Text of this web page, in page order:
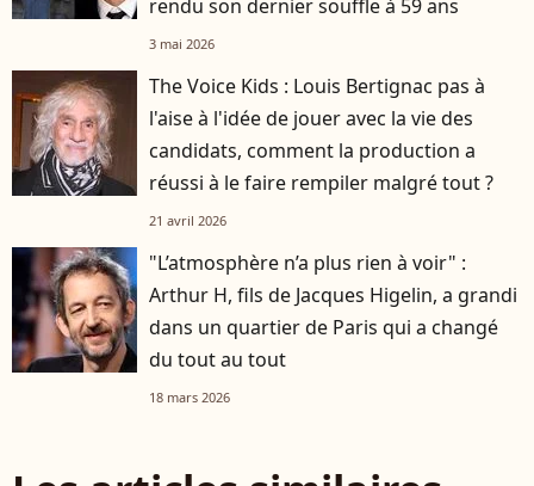
rendu son dernier souffle à 59 ans
3 mai 2026
The Voice Kids : Louis Bertignac pas à
l'aise à l'idée de jouer avec la vie des
candidats, comment la production a
réussi à le faire rempiler malgré tout ?
21 avril 2026
"L’atmosphère n’a plus rien à voir" :
Arthur H, fils de Jacques Higelin, a grandi
dans un quartier de Paris qui a changé
du tout au tout
18 mars 2026